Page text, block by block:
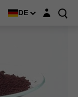
DE Login-Maske